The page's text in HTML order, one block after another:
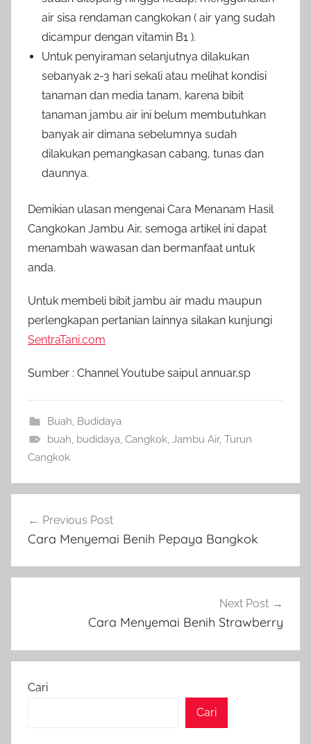
air sisa rendaman cangkokan ( air yang sudah
dicampur dengan vitamin B1 ).
Untuk penyiraman selanjutnya dilakukan
sebanyak 2-3 hari sekali atau melihat kondisi
tanaman dan media tanam, karena bibit
tanaman jambu air ini belum membutuhkan
banyak air dimana sebelumnya sudah
dilakukan pemangkasan cabang, tunas dan
daunnya.
Demikian ulasan mengenai Cara Menanam Hasil
Cangkokan Jambu Air, semoga artikel ini dapat
menambah wawasan dan bermanfaat untuk
anda.
Untuk membeli bibit jambu air madu maupun
perlengkapan pertanian lainnya silakan kunjungi
SentraTani.com
Sumber : Channel Youtube saipul annuar,sp
Buah, Budidaya
buah, budidaya, Cangkok, Jambu Air, Turun
Cangkok
pos
Previous Post
Cara Menyemai Benih Pepaya Bangkok
Next Post
Cara Menyemai Benih Strawberry
Cari
Cari